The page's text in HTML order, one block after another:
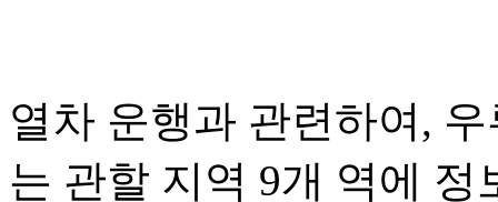
열차 운행과 관련하여,
는 관할 지역 9개 역에